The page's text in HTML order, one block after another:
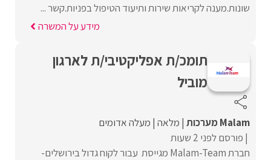
שונות.מענה לקריאות שירות ותיעוד הטיפול בפניות.קשר ...
מידע על המשרה
תומכ/ת אפליקטיבי/ת לארגון
מוביל
Malam מערכות מלאה מעלה אדומים
פורסם לפני 2 שעות
חברת Malam-Team מגייסת עבור לקוח גדול בירושלים-